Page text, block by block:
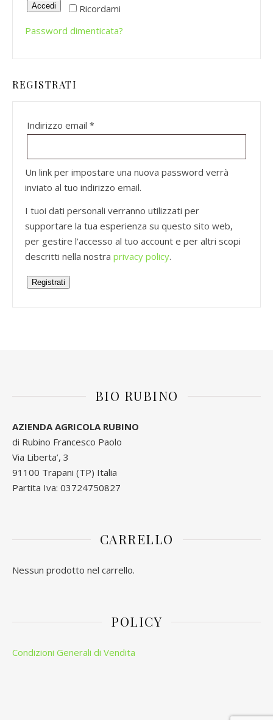
Ricordami
Accedi
Password dimenticata?
REGISTRATI
Indirizzo email *
Un link per impostare una nuova password verrà
inviato al tuo indirizzo email.
I tuoi dati personali verranno utilizzati per
supportare la tua esperienza su questo sito web,
per gestire l'accesso al tuo account e per altri scopi
descritti nella nostra privacy policy.
Registrati
BIO RUBINO
AZIENDA AGRICOLA RUBINO
di Rubino Francesco Paolo
Via Liberta’, 3
91100 Trapani (TP) Italia
Partita Iva: 03724750827
CARRELLO
Nessun prodotto nel carrello.
POLICY
Condizioni Generali di Vendita